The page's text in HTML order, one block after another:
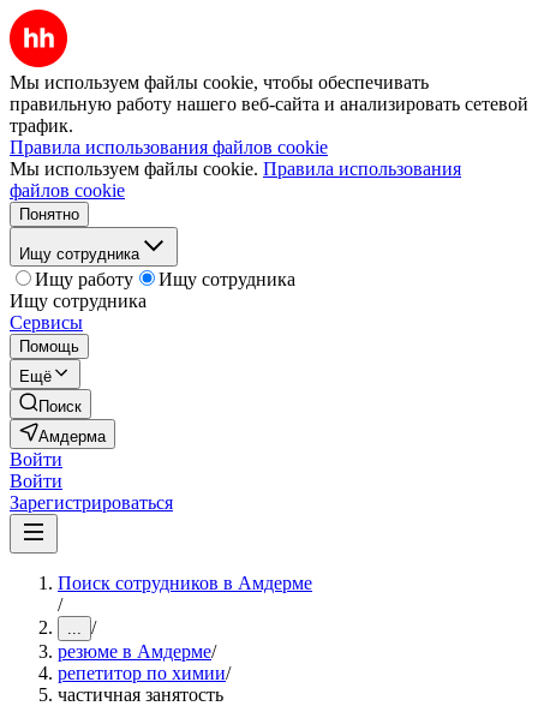
Мы используем файлы cookie, чтобы обеспечивать
правильную работу нашего веб-сайта и анализировать сетевой
трафик.
Правила использования файлов cookie
Мы используем файлы cookie. Правила использования
файлов cookie
Понятно
Ищу сотрудника
Ищу работу
Ищу сотрудника
Ищу сотрудника
Сервисы
Помощь
Ещё
Поиск
Амдерма
Войти
Войти
Зарегистрироваться
Поиск сотрудников в Амдерме
/
... /
резюме в Амдерме/
репетитор по химии/
частичная занятость